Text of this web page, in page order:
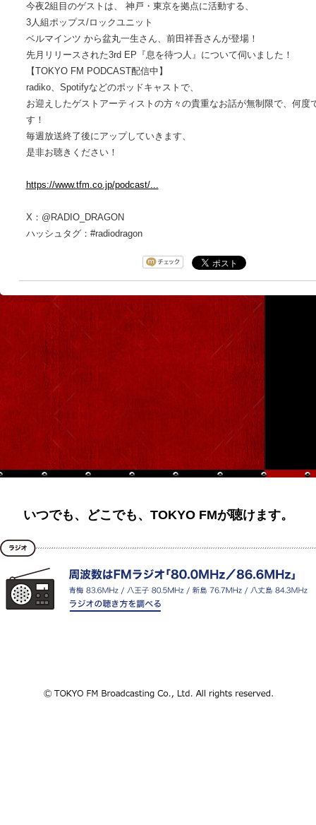
今夜2組目のゲストは、 神戸・東京を拠点に活動する、
3人組ポップス/ロックユニット
ベルマインツ から盆丸一生さん、前田祥吾さんが登場！
先月リリースされた3rd EP『息を待つ人』について伺いました！
【TOKYO FM PODCAST配信中】
radiko、Spotifyなどのポッドキャストで、
お迎えしたゲストアーティストの方々の貴重なお話が無制限で、何度
す！
毎週放送終了後にアップしていきます、
是非お聴きください！
https://www.tfm.co.jp/podcast/...
X：@RADIO_DRAGON
ハッシュタグ：#radiodragon
いつでも、どこでも、TOKYO FMが聴けます。